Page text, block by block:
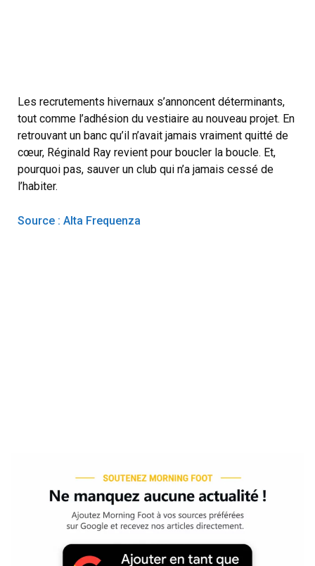
Les recrutements hivernaux s’annoncent déterminants,
tout comme l’adhésion du vestiaire au nouveau projet. En
retrouvant un banc qu’il n’avait jamais vraiment quitté de
cœur, Réginald Ray revient pour boucler la boucle. Et,
pourquoi pas, sauver un club qui n’a jamais cessé de
l’habiter.
Source : Alta Frequenza